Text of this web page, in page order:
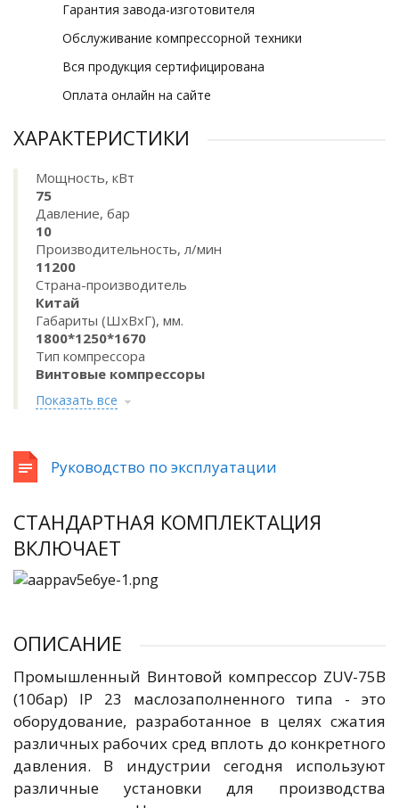
Гарантия завода-изготовителя
Обслуживание компрессорной техники
Вся продукция сертифицирована
Оплата онлайн на сайте
ХАРАКТЕРИСТИКИ
Мощность, кВт
75
Давление, бар
10
Производительность, л/мин
11200
Страна-производитель
Китай
Габариты (ШхВхГ), мм.
1800*1250*1670
Тип компрессора
Винтовые компрессоры
Показать все
Руководство по эксплуатации
СТАНДАРТНАЯ КОМПЛЕКТАЦИЯ
ВКЛЮЧАЕТ
ОПИСАНИЕ
Промышленный Винтовой компрессор ZUV-75B
(10бар) IP 23 маслозаполненного типа - это
оборудование, разработанное в целях сжатия
различных рабочих сред вплоть до конкретного
давления. В индустрии сегодня используют
различные установки для производства